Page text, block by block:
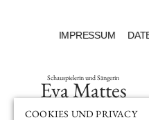
IMPRESSUM
Schauspielerin und Sängerin
Eva Mattes
COOKIES UND PRIVACY